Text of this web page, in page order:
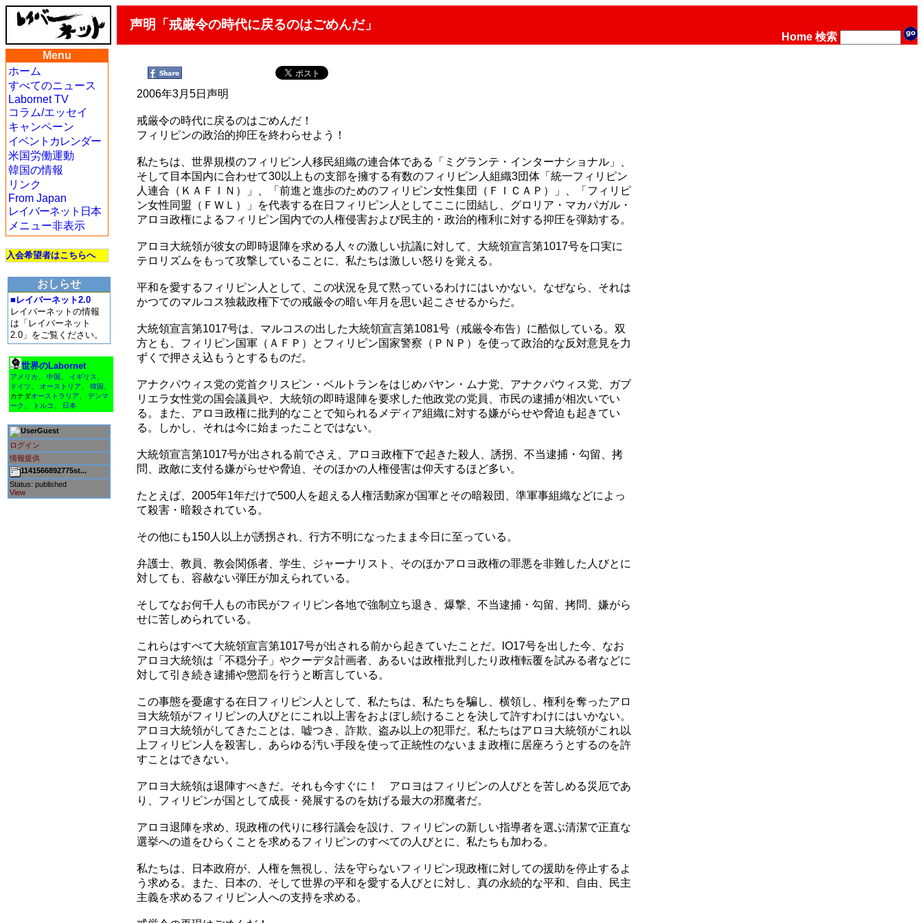
声明「戒厳令の時代に戻るのはごめんだ」
Home 検索
Menu
ホーム
すべてのニュース
Labornet TV
コラム/エッセイ
キャンペーン
イベントカレンダー
米国労働運動
韓国の情報
リンク
From Japan
レイバーネット日本
メニュー非表示
入会希望者はこちらへ
おしらせ
■レイバーネット2.0
レイバーネットの情報
は「レイバーネット
2.0」をご覧ください。
世界のLabornet
アメリカ 中国 イギリス
ドイツ
オーストリア 韓国
カナダオーストラリア
デンマ
ーク
トルコ 日本
Guest
ログイン
情報提供
1141566892775st...
Status: published
View
2006年3月5日声明
戒厳令の時代に戻るのはごめんだ！
フィリピンの政治的抑圧を終わらせよう！
私たちは、世界規模のフィリピン人移民組織の連合体である「ミグランテ・インターナショナル」、
そして目本国内に合わせて30以上もの支部を擁する有数のフィリピン人組織3団体「統一フィリピン
人連合（ＫＡＦＩＮ）」、「前進と進歩のためのフィリピン女性集団（ＦＩＣＡＰ）」、「フィリピ
ン女性同盟（ＦＷＬ）」を代表する在日フィリピン人としてここに団結し、グロリア・マカパガル・
アロヨ政権によるフィリピン国内での人権侵害および民主的・政治的権利に対する抑圧を弾劾する。
アロヨ大統領が彼女の即時退陣を求める人々の激しい抗議に対して、大統領宣言第1017号を口実に
テロリズムをもって攻撃していることに、私たちは激しい怒りを覚える。
平和を愛するフィリピン人として、この状況を見て黙っているわけにはいかない。なぜなら、それは
かつてのマルコス独裁政権下での戒厳令の暗い年月を思い起こさせるからだ。
大統領宣言第1017号は、マルコスの出した大統領宣言第1081号（戒厳令布告）に酷似している。双
方とも、フィリピン国軍（ＡＦＰ）とフィリピン国家警察（ＰＮＰ）を使って政治的な反対意見を力
ずくで押さえ込もうとするものだ。
アナクパウィス党の党首クリスピン・ベルトランをはじめバヤン・ムナ党、アナクパウィス党、ガブ
リエラ女性党の国会議員や、大統領の即時退陣を要求した他政党の党員、市民の逮捕が相次いでい
る。また、アロヨ政権に批判的なことで知られるメディア組織に対する嫌がらせや脅迫も起きてい
る。しかし、それは今に始まったことではない。
大統領宣言第1017号が出される前でさえ、アロヨ政権下で起きた殺人、誘拐、不当逮捕・勾留、拷
問、政敵に支付る嫌がらせや脅迫、そのほかの人権侵害は仰天するほど多い。
たとえば、2005年1年だけで500人を超える人権活動家が国軍とその暗殺団、準軍事組織などによっ
て殺害・暗殺されている。
その他にも150人以上が誘拐され、行方不明になったまま今日に至っている。
弁護士、教員、教会関係者、学生、ジャーナリスト、そのほかアロヨ政権の罪悪を非難した人びとに
対しても、容赦ない弾圧が加えられている。
そしてなお何千人もの市民がフィリピン各地で強制立ち退き、爆撃、不当逮捕・勾留、拷問、嫌がら
せに苦しめられている。
これらはすべて大統領宣言第1017号が出される前から起きていたことだ。lO17号を出した今、なお
アロヨ大統領は「不穏分子」やクーデタ計画者、あるいは政権批判したり政権転覆を試みる者などに
対して引き続き逮捕や懲罰を行うと断言している。
この事態を憂慮する在日フィリピン人として、私たちは、私たちを騙し、横領し、権利を奪ったアロ
ヨ大統領がフィリピンの人びとにこれ以上害をおよぼし続けることを決して許すわけにはいかない。
アロヨ大統領がしてきたことは、嘘つき、詐欺、盗み以上の犯罪だ。私たちはアロヨ大統領がこれ以
上フィリピン人を殺害し、あらゆる汚い手段を使って正統性のないまま政権に居座ろうとするのを許
すことはできない。
アロヨ大統領は退陣すべきだ。それも今すぐに！ アロヨはフィリピンの人びとを苦しめる災厄であ
り、フィリピンが国として成長・発展するのを妨げる最大の邪魔者だ。
アロヨ退陣を求め、現政権の代りに移行議会を設け、フィリピンの新しい指導者を選ぶ清潔で正直な
選挙への道をひらくことを求めるフィリピンのすべての人びとに、私たちも加わる。
私たちは、日本政府が、人権を無視し、法を守らないフィリピン現政権に対しての援助を停止するよ
う求める。また、日本の、そして世界の平和を愛する人びとに対し、真の永続的な平和、自由、民主
主義を求めるフィリピン人への支持を求める。